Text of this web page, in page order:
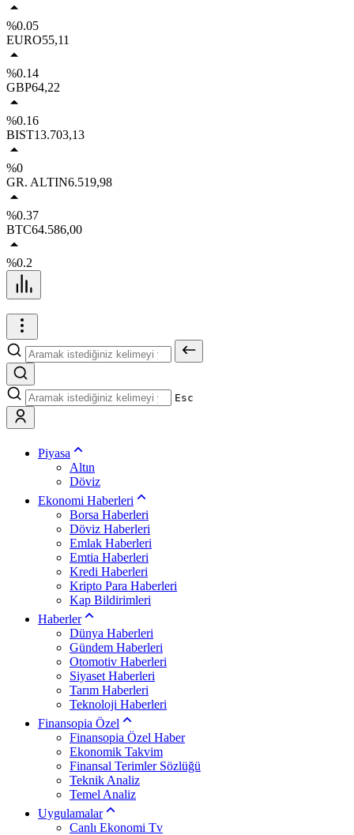
%0.05
EURO55,11
%0.14
GBP64,22
%0.16
BIST13.703,13
%0
GR. ALTIN6.519,98
%0.37
BTC64.586,00
%0.2
Esc
Piyasa
Altın
Döviz
Ekonomi Haberleri
Borsa Haberleri
Döviz Haberleri
Emlak Haberleri
Emtia Haberleri
Kredi Haberleri
Kripto Para Haberleri
Kap Bildirimleri
Haberler
Dünya Haberleri
Gündem Haberleri
Otomotiv Haberleri
Siyaset Haberleri
Tarım Haberleri
Teknoloji Haberleri
Finansopia Özel
Finansopia Özel Haber
Ekonomik Takvim
Finansal Terimler Sözlüğü
Teknik Analiz
Temel Analiz
Uygulamalar
Canlı Ekonomi Tv